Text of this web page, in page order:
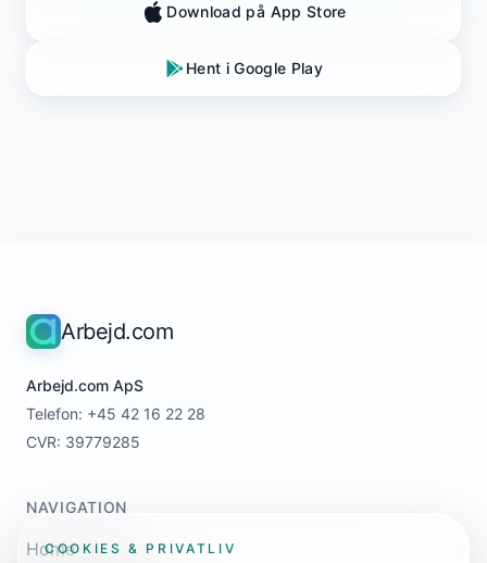
Download på App Store
Hent i Google Play
Arbejd.com
Arbejd.com ApS
Telefon: +45 42 16 22 28
CVR: 39779285
NAVIGATION
Home
COOKIES & PRIVATLIV